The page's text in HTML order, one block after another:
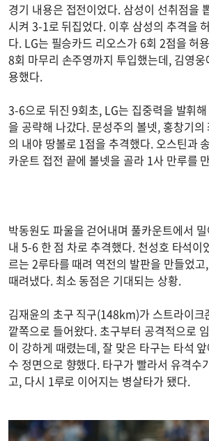
경기 내용은 접전이었다. 삼성이 선취점을
시켜 3-1로 뒤집었다. 이후 삼성의 추격을
다. LG는 필승카드 리오스가 6회 2점을 허
8회 마무리 손주영까지 투입했는데, 김영
용했다.
3-6으로 뒤진 9회초, LG는 집중력을 발휘
을 공략해 나갔다. 문성주의 볼넷, 홍창기의
의 내야 땅볼로 1점을 추격했다. 오스틴과
카운트 접전 끝에 볼넷을 골라 1사 만루를
박동원도 파울을 걷어내며 풀카운트에서
내 5-6 한 점 차로 추격했다. 천성호 타석이
르는 2루타를 때려 역전의 발판을 만들었
때려냈다. 최소 동점은 기대되는 상황.
김재윤의 초구 직구(148km)가 스트라이크
깥쪽으로 들어왔다. 초구부터 공격적으로
이 강하게 때렸는데, 잘 맞은 타구는 타석
수 정면으로 향했다. 타구가 빨라서 유격수
고, 다시 1루로 이어지는 병살타가 됐다.